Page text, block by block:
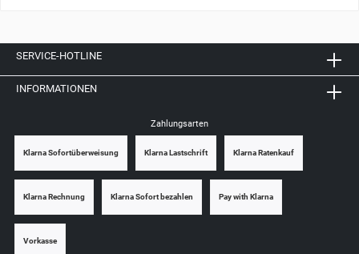
SERVICE-HOTLINE
INFORMATIONEN
Zahlungsarten
Klarna Sofortüberweisung Klarna Lastschrift Klarna Ratenkauf
Klarna Rechnung Klarna Sofort bezahlen Pay with Klarna
Vorkasse